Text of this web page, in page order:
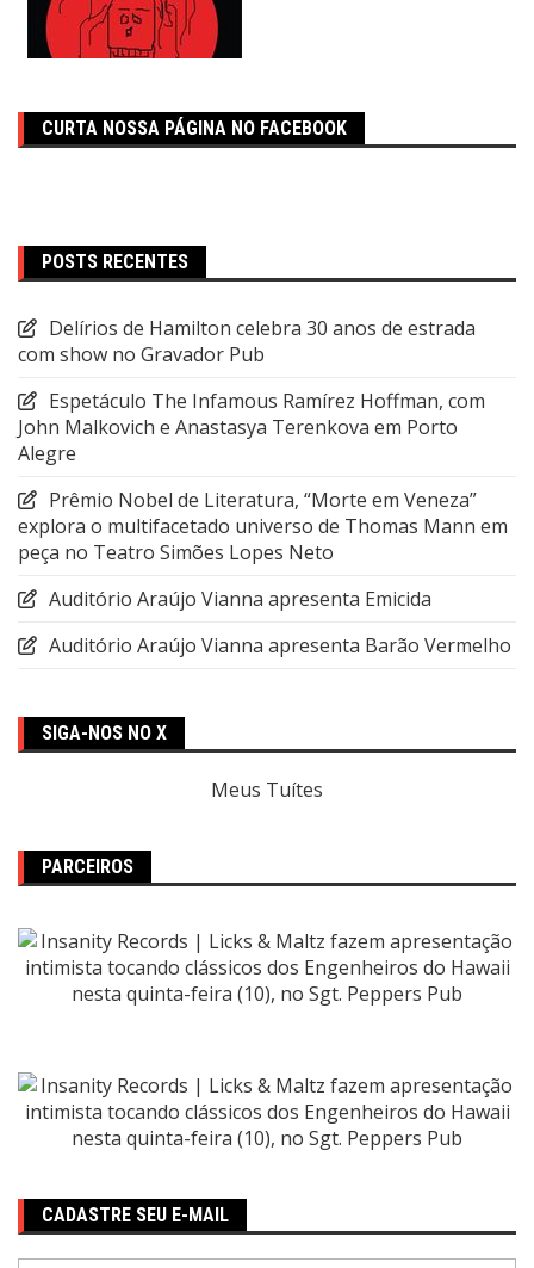
CURTA NOSSA PÁGINA NO FACEBOOK
POSTS RECENTES
Delírios de Hamilton celebra 30 anos de estrada
com show no Gravador Pub
Espetáculo The Infamous Ramírez Hoffman, com
John Malkovich e Anastasya Terenkova em Porto
Alegre
Prêmio Nobel de Literatura, “Morte em Veneza”
explora o multifacetado universo de Thomas Mann em
peça no Teatro Simões Lopes Neto
Auditório Araújo Vianna apresenta Emicida
Auditório Araújo Vianna apresenta Barão Vermelho
SIGA-NOS NO X
Meus Tuítes
PARCEIROS
CADASTRE SEU E-MAIL